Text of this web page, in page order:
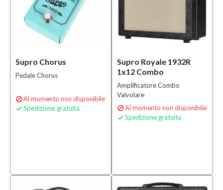
Supro Chorus
Pedale Chorus
Al momento non disponibile
 Spedizione gratuita
Supro Royale 1932R
1x12 Combo
Amplificatore Combo
Valvolare
Al momento non disponibile
 Spedizione gratuita